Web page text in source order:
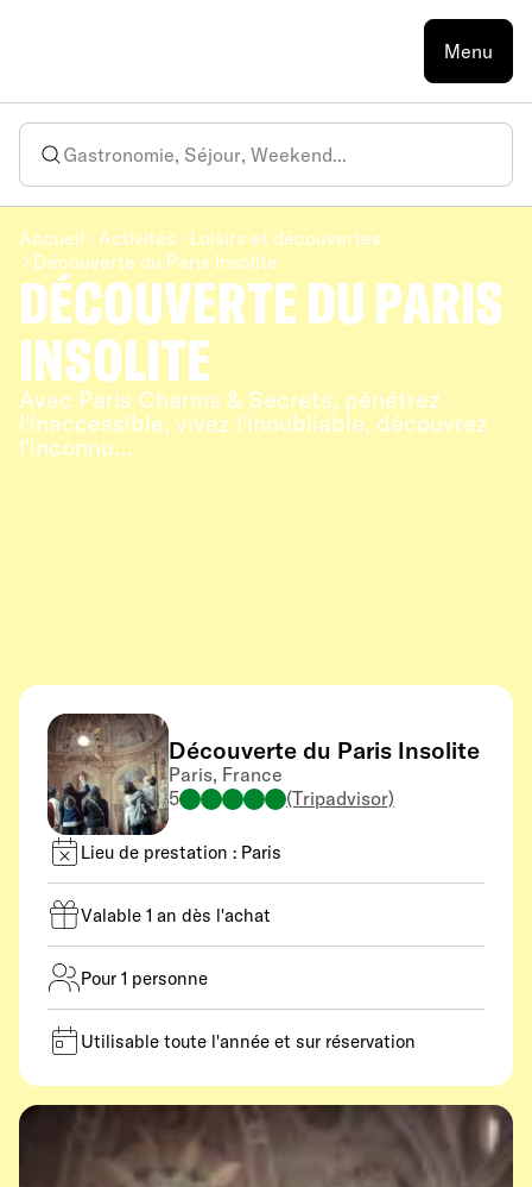
Menu
Accueil Activités
Loisirs et découvertes
Découverte du Paris Insolite
DÉCOUVERTE DU PARIS
INSOLITE
Avec Paris Charms & Secrets, pénétrez
l'inaccessible, vivez l'inoubliable, découvrez
l'inconnu…
Découverte du Paris Insolite
Paris, France
5
(Tripadvisor)
Lieu de prestation : Paris
Valable 1 an dès l'achat
Pour 1 personne
Utilisable toute l'année et sur réservation